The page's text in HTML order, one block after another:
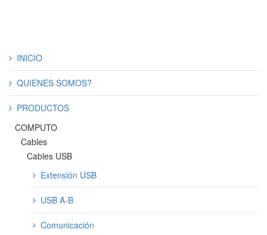
INICIO
QUIENES SOMOS?
PRODUCTOS
COMPUTO
Cables
Cables USB
Extensión USB
USB A-B
Comunicación